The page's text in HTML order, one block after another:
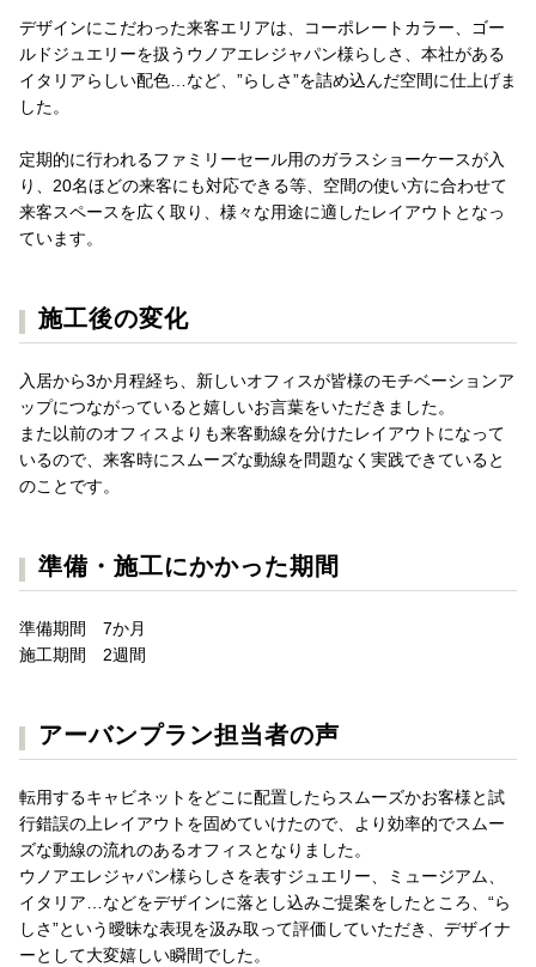
デザインにこだわった来客エリアは、コーポレートカラー、ゴー
ルドジュエリーを扱うウノアエレジャパン様らしさ、本社がある
イタリアらしい配色…など、”らしさ”を詰め込んだ空間に仕上げま
した。
定期的に行われるファミリーセール用のガラスショーケースが入
り、20名ほどの来客にも対応できる等、空間の使い方に合わせて
来客スペースを広く取り、様々な用途に適したレイアウトとなっ
ています。
施工後の変化
入居から3か月程経ち、新しいオフィスが皆様のモチベーションア
ップにつながっていると嬉しいお言葉をいただきました。
また以前のオフィスよりも来客動線を分けたレイアウトになって
いるので、来客時にスムーズな動線を問題なく実践できていると
のことです。
準備・施工にかかった期間
準備期間 7か月
施工期間 2週間
アーバンプラン担当者の声
転用するキャビネットをどこに配置したらスムーズかお客様と試
行錯誤の上レイアウトを固めていけたので、より効率的でスムー
ズな動線の流れのあるオフィスとなりました。
ウノアエレジャパン様らしさを表すジュエリー、ミュージアム、
イタリア…などをデザインに落とし込みご提案をしたところ、“ら
しさ”という曖昧な表現を汲み取って評価していただき、デザイナ
ーとして大変嬉しい瞬間でした。